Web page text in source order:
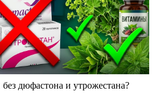
дюфастона и утрожестана?